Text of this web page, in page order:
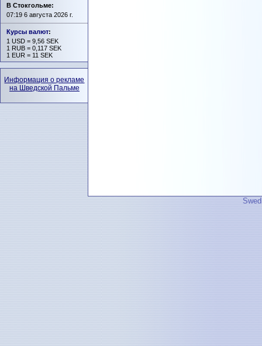
В Стокгольме:
07:19 6 августа 2026 г.
Курсы валют:
1 USD = 9,56 SEK
1 RUB = 0,117 SEK
1 EUR = 11 SEK
Информация о рекламе
на Шведской Пальме